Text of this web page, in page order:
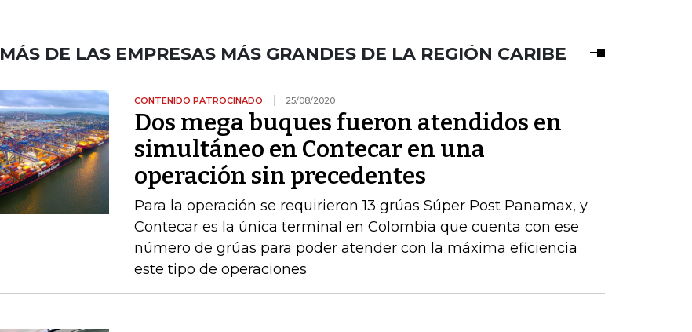
MÁS DE LAS EMPRESAS MÁS GRANDES DE LA REGIÓN CARIBE
CONTENIDO PATROCINADO 25/08/2020
Dos mega buques fueron atendidos en
simultáneo en Contecar en una
operación sin precedentes
Para la operación se requirieron 13 grúas Súper Post Panamax, y
Contecar es la única terminal en Colombia que cuenta con ese
número de grúas para poder atender con la máxima eficiencia
este tipo de operaciones